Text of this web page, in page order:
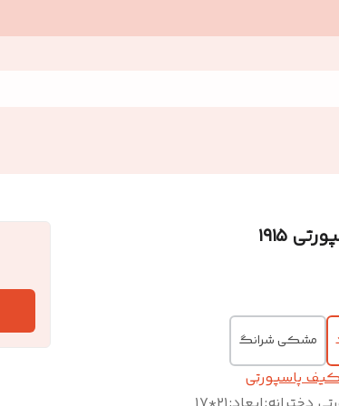
۱۹۱۵
مشکی شرانگ
پاسپورتی